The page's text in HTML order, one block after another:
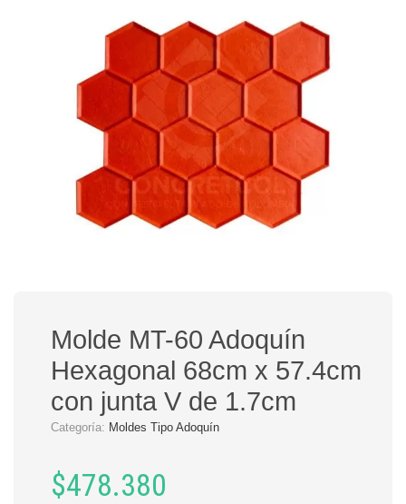
Molde MT-60 Adoquín
Hexagonal 68cm x 57.4cm
con junta V de 1.7cm
Categoría: Moldes Tipo Adoquín
$478.380